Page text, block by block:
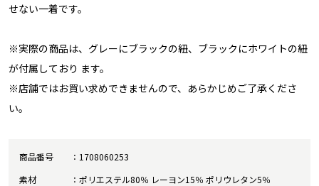
せない一着です。
※実際の商品は、グレーにブラックの紐、ブラックにホワイトの紐
が付属しており ます。
※店舗ではお買い求めできませんので、あらかじめご了承くださ
い。
商品番号
1708060253
素材
ポリエステル80％ レーヨン15％ ポリウレタン5％